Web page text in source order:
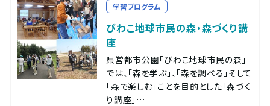
学習プログラム
びわこ地球市民の森・森づくり講
座
県営都市公園「びわこ地球市民の森」
では、「森を学ぶ」、「森を調べる」そして
「森で楽しむ」ことを目的とした「森づく
り講座」…